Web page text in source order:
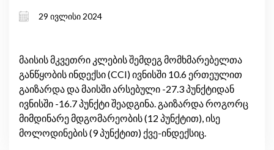
29 ივლისი 2024
მაისის მკვეთრი კლების შემდეგ მომხმარებელთა
განწყობის ინდექსი (CCI) ივნისში 10.6 ერთეულით
გაიზარდა და მაისში არსებული -27.3 პუნქტიდან
ივნისში -16.7 პუნქტი შეადგინა. გაიზარდა როგორც
მიმდინარე მდგომარეობის (12 პუნქტით), ისე
მოლოდინების (9 პუნქტით) ქვე-ინდექსიც.